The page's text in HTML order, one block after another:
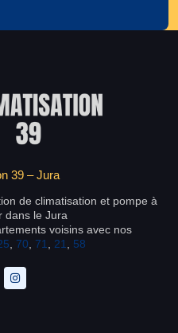
39 – Jura
de climatisation et pompe à
dans le Jura
voisins avec nos
70 71 21 58